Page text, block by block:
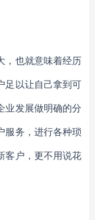
，也就意味着经历
足以让自己拿到可
业发展做明确的分
服务，进行各种琐
客户，更不用说花